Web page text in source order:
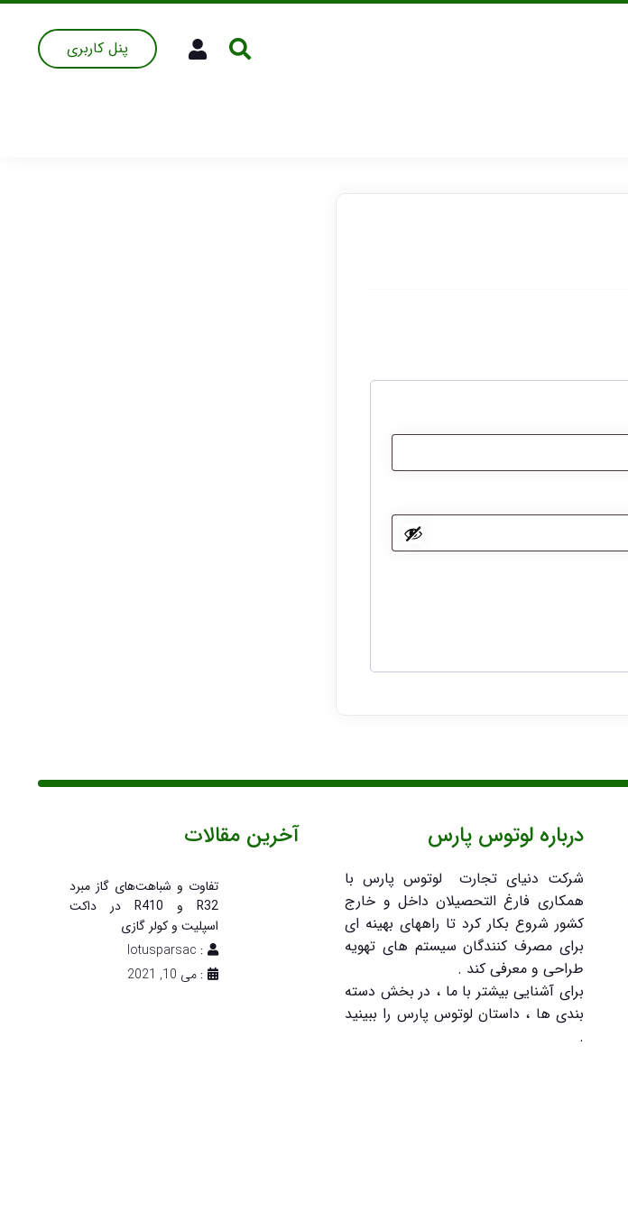
پنل کاربری
درباره لوتوس پارس
شرکت دنیای تجارت لوتوس پارس با
همکاری فارغ التحصیلان داخل و خارج
کشور شروع بکار کرد تا راههای بهینه ای
برای مصرف کنندگان سیستم های تهویه
طراحی و معرفی کند .
برای آشنایی بیشتر با ما ، در بخش دسته
بندی ها ، داستان لوتوس پارس را ببینید
.
آخرین مقالات
تفاوت و شباهت‌های گاز مبرد
R32 و R410 در داکت
اسپلیت و کولر گازی
: lotusparsac
: می 10, 2021